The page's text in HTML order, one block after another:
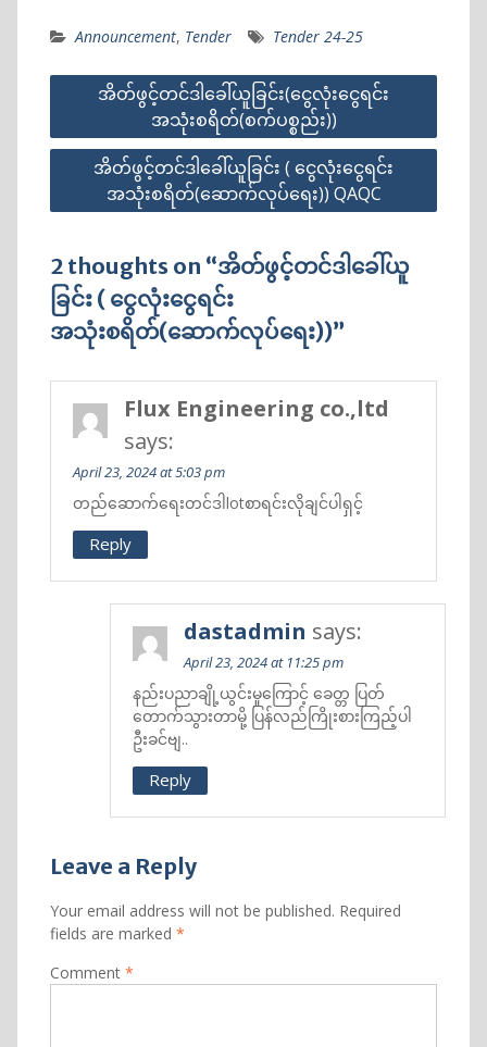
Announcement, Tender Tender 24-25
အိတ်ဖွင့်တင်ဒါခေါ်ယူခြင်း(ငွေလုံးငွေရင်း
အသုံးစရိတ်(စက်ပစ္စည်း))
အိတ်ဖွင့်တင်ဒါခေါ်ယူခြင်း ( ငွေလုံးငွေရင်း
အသုံးစရိတ်(ဆောက်လုပ်ရေး)) QAQC
2 thoughts on “အိတ်ဖွင့်တင်ဒါခေါ်ယူ
ခြင်း ( ငွေလုံးငွေရင်း
အသုံးစရိတ်(ဆောက်လုပ်ရေး))”
Flux Engineering co.,ltd
says:
April 23, 2024 at 5:03 pm
တည်ဆောက်ရေးတင်ဒါlotစာရင်းလိုချင်ပါရှင့်
Reply
dastadmin says:
April 23, 2024 at 11:25 pm
နည်းပညာချို့ယွင်းမှုကြောင့် ခေတ္တ ပြတ်
တောက်သွားတာမို့ ပြန်လည်ကြိုးစားကြည့်ပါ
ဦးခင်ဗျ..
Reply
Leave a Reply
Your email address will not be published. Required
fields are marked *
Comment *